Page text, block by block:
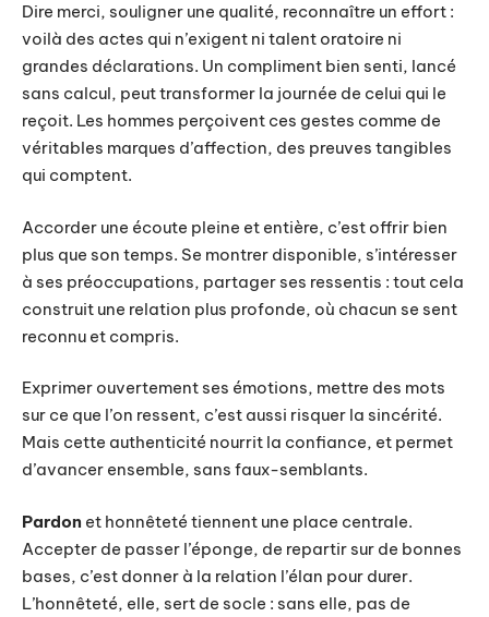
Dire merci, souligner une qualité, reconnaître un effort :
voilà des actes qui n’exigent ni talent oratoire ni
grandes déclarations. Un compliment bien senti, lancé
sans calcul, peut transformer la journée de celui qui le
reçoit. Les hommes perçoivent ces gestes comme de
véritables marques d’affection, des preuves tangibles
qui comptent.
Accorder une écoute pleine et entière, c’est offrir bien
plus que son temps. Se montrer disponible, s’intéresser
à ses préoccupations, partager ses ressentis : tout cela
construit une relation plus profonde, où chacun se sent
reconnu et compris.
Exprimer ouvertement ses émotions, mettre des mots
sur ce que l’on ressent, c’est aussi risquer la sincérité.
Mais cette authenticité nourrit la confiance, et permet
d’avancer ensemble, sans faux-semblants.
Pardon et honnêteté tiennent une place centrale.
Accepter de passer l’éponge, de repartir sur de bonnes
bases, c’est donner à la relation l’élan pour durer.
L’honnêteté, elle, sert de socle : sans elle, pas de